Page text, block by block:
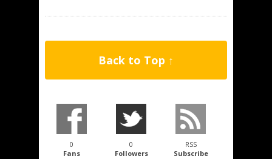
Back to Top ↑
0
Fans
0
Followers
RSS
Subscribe